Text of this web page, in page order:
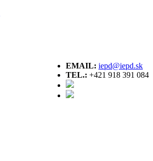
EMAIL: iepd@iepd.sk
TEL.: +421 918 391 084